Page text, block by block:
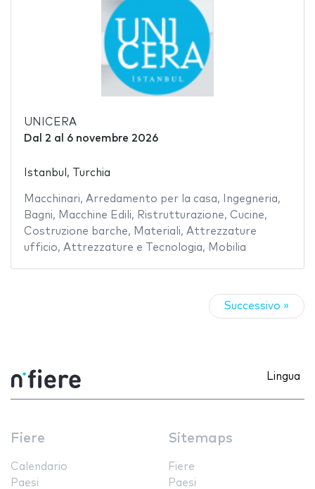
UNICERA
Dal 2 al 6 novembre 2026
Istanbul, Turchia
Macchinari, Arredamento per la casa, Ingegneria,
Bagni, Macchine Edili, Ristrutturazione, Cucine,
Costruzione barche, Materiali, Attrezzature
ufficio, Attrezzature e Tecnologia, Mobilia
Successivo »
Lingua
Fiere
Calendario
Paesi
Sitemaps
Fiere
Paesi